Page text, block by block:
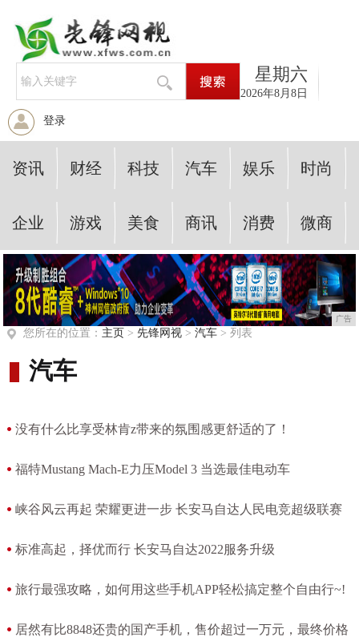
星期六
2026年8月8日
登录
资讯 财经 科技 汽车 娱乐 时尚
企业 游戏 美食 商讯 消费 微商
广告
您所在的位置： 主页 > 先锋网视> 汽车> 列表
汽车
没有什么比享受林肯z带来的氛围感更舒适的了！
福特Mustang Mach-E力压Model 3 当选最佳电动车
峡谷风云再起 荣耀更进一步 长安马自达人民电竞超级联赛
[2022-02-10 16:02:45]
标准高起，择优而行 长安马自达2022服务升级
旅行最强攻略，如何用这些手机APP轻松搞定整个自由行~!
居然有比8848还贵的国产手机，售价超过一万元，最终价格